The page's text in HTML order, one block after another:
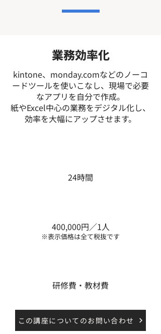
業務効率化
kintone、monday.comなどのノーコ
ードツールを使いこなし、現場で必要
なアプリを自分で作成。
紙やExcel中心の業務をデジタル化し、
効率を大幅にアップさせます。
24時間
400,000円／1人
​※表示価格は全て税抜です
研修費・教材費
この講座についてのお問い合わせ